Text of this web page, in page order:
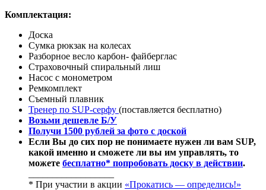
Комплектация:
Доска
Сумка рюкзак на колесах
Разборное весло карбон- файберглас
Страховочный спиральный лиш
Насос с монометром
Ремкомплект
Съемный плавник
Тренер по SUP-серфу (поставляется бесплатно)
Возьми дешевле Б/У
Получи 1500 рублей за фото с доской
Если Вы до сих пор не понимаете нужен ли вам SUP,
какой именно и сможете ли вы им управлять, то
можете бесплатно* попробовать доску в действии.
* При участии в акции «Прокатись — определись!»